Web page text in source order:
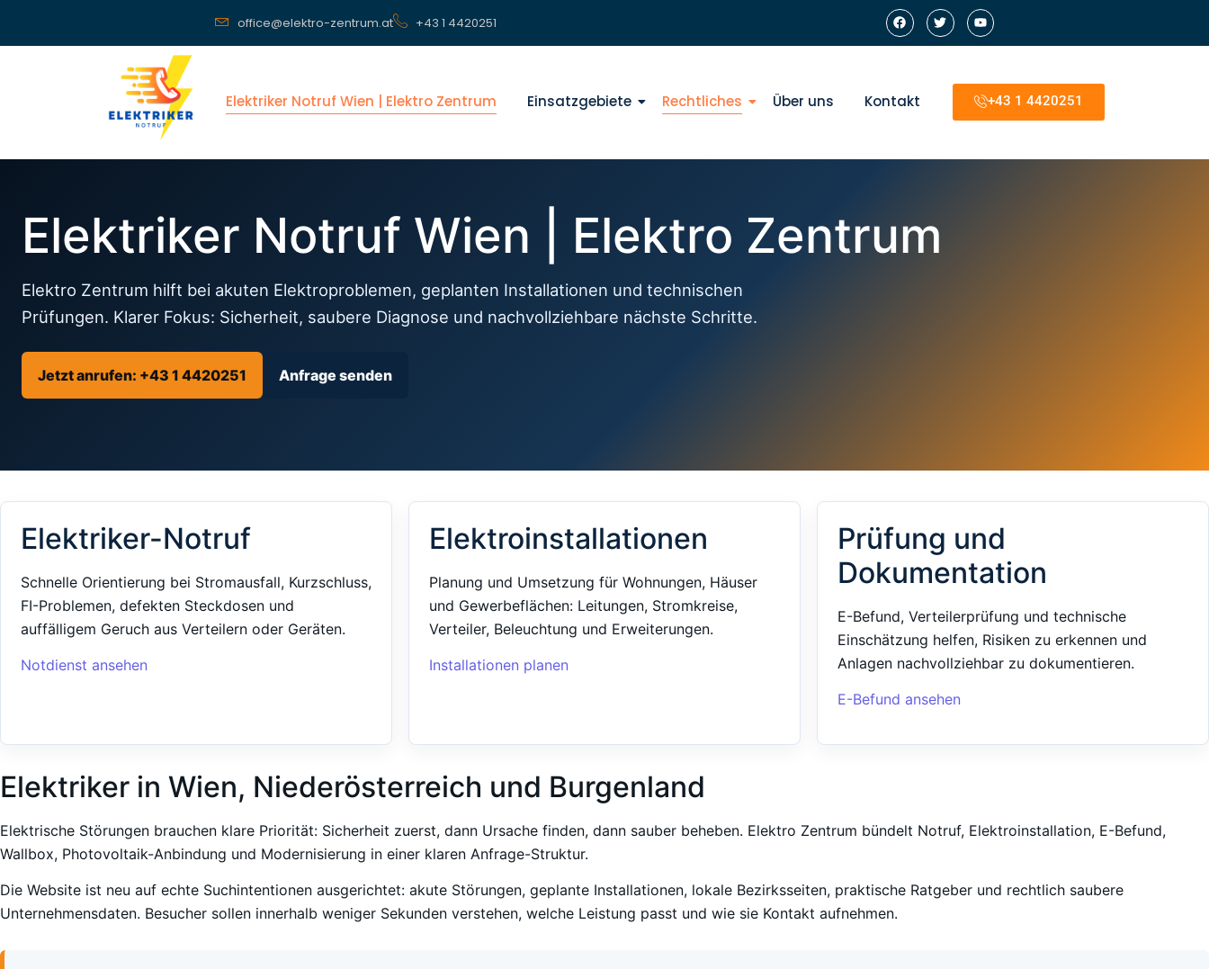
office@elektro-zentrum.at +43 1 4420251
Elektriker Notruf Wien | Elektro Zentrum Einsatzgebiete Rechtliches Über uns Kontakt +43 1 4420251
Elektriker Notruf Wien | Elektro Zentrum
Elektro Zentrum hilft bei akuten Elektroproblemen, geplanten Installationen und technischen
Prüfungen. Klarer Fokus: Sicherheit, saubere Diagnose und nachvollziehbare nächste Schritte.
Jetzt anrufen: +43 1 4420251 Anfrage senden
Elektriker-Notruf
Schnelle Orientierung bei Stromausfall, Kurzschluss,
FI-Problemen, defekten Steckdosen und
auffälligem Geruch aus Verteilern oder Geräten.
Notdienst ansehen
Elektroinstallationen
Planung und Umsetzung für Wohnungen, Häuser
und Gewerbeflächen: Leitungen, Stromkreise,
Verteiler, Beleuchtung und Erweiterungen.
Installationen planen
Prüfung und
Dokumentation
E-Befund, Verteilerprüfung und technische
Einschätzung helfen, Risiken zu erkennen und
Anlagen nachvollziehbar zu dokumentieren.
E-Befund ansehen
Elektriker in Wien, Niederösterreich und Burgenland
Elektrische Störungen brauchen klare Priorität: Sicherheit zuerst, dann Ursache finden, dann sauber beheben. Elektro Zentrum bündelt Notruf, Elektroinstallation, E-Befund,
Wallbox, Photovoltaik-Anbindung und Modernisierung in einer klaren Anfrage-Struktur.
Die Website ist neu auf echte Suchintentionen ausgerichtet: akute Störungen, geplante Installationen, lokale Bezirksseiten, praktische Ratgeber und rechtlich saubere
Unternehmensdaten. Besucher sollen innerhalb weniger Sekunden verstehen, welche Leistung passt und wie sie Kontakt aufnehmen.